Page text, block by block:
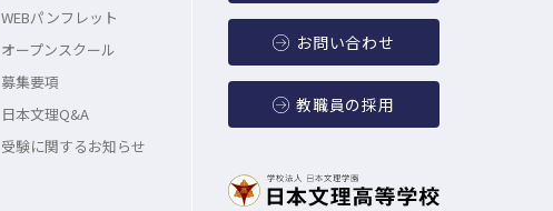
WEBパンフレット
オープンスクール
募集要項
日本文理Q&A
受験に関するお知らせ
お問い合わせ
教職員の採用